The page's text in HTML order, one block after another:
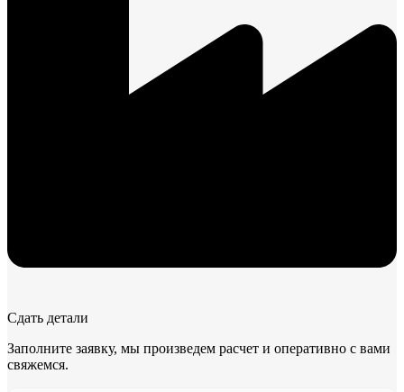
Сдать детали
Заполните заявку, мы произведем расчет и оперативно с вами
свяжемся.